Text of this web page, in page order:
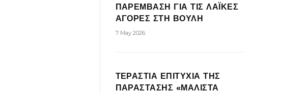
ΠΑΡΕΜΒΑΣΗ ΓΙΑ ΤΙΣ ΛΑΪΚΕΣ
ΑΓΟΡΕΣ ΣΤΗ ΒΟΥΛΗ
7 May 2026
ΤΕΡΑΣΤΙΑ ΕΠΙΤΥΧΙΑ ΤΗΣ
ΠΑΡΑΣΤΑΣΗΣ «ΜΑΛΙΣΤΑ